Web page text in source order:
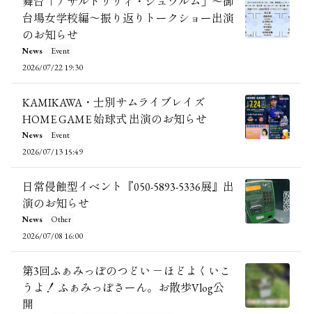
台場女学校編〜振り返りトークショー出演
のお知らせ
News
Event
2026/07/22 19:30
KAMIKAWA・士別サムライブレイズ
HOME GAME 始球式 出演のお知らせ
News
Event
2026/07/13 15:49
日常侵蝕型イベント『050-5893-5336展』出
演のお知らせ
News
Other
2026/07/08 16:00
第3回ふぁみっぽのつどい －ほどよくいこ
うよ！ ふぁみっぽさーん。お散歩Vlog公
開